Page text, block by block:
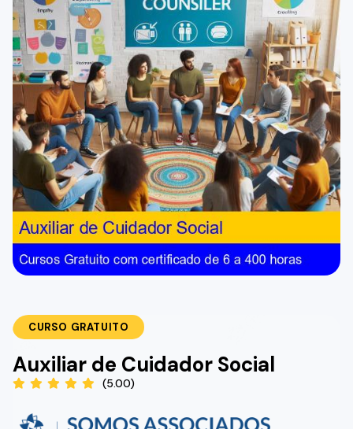
CURSO GRATUITO
Auxiliar de Cuidador Social
(5.00)